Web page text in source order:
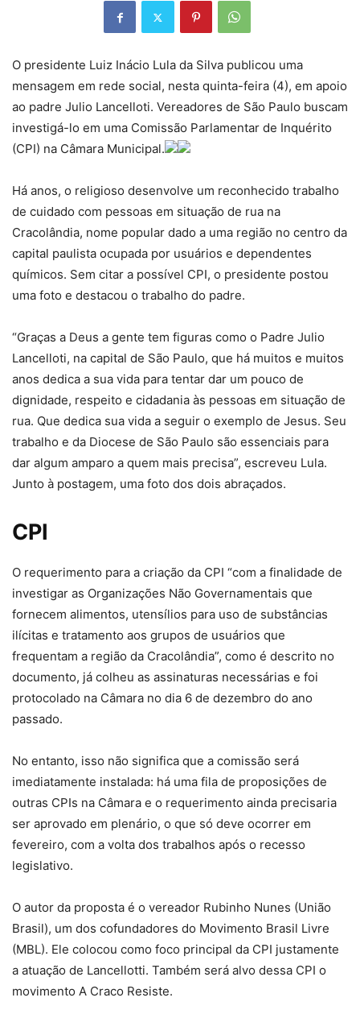
O presidente Luiz Inácio Lula da Silva publicou uma
mensagem em rede social, nesta quinta-feira (4), em apoio
ao padre Julio Lancelloti. Vereadores de São Paulo buscam
investigá-lo em uma Comissão Parlamentar de Inquérito
(CPI) na Câmara Municipal.
Há anos, o religioso desenvolve um reconhecido trabalho
de cuidado com pessoas em situação de rua na
Cracolândia, nome popular dado a uma região no centro da
capital paulista ocupada por usuários e dependentes
químicos. Sem citar a possível CPI, o presidente postou
uma foto e destacou o trabalho do padre.
“Graças a Deus a gente tem figuras como o Padre Julio
Lancelloti, na capital de São Paulo, que há muitos e muitos
anos dedica a sua vida para tentar dar um pouco de
dignidade, respeito e cidadania às pessoas em situação de
rua. Que dedica sua vida a seguir o exemplo de Jesus. Seu
trabalho e da Diocese de São Paulo são essenciais para
dar algum amparo a quem mais precisa”, escreveu Lula.
Junto à postagem, uma foto dos dois abraçados.
CPI
O requerimento para a criação da CPI “com a finalidade de
investigar as Organizações Não Governamentais que
fornecem alimentos, utensílios para uso de substâncias
ilícitas e tratamento aos grupos de usuários que
frequentam a região da Cracolândia”, como é descrito no
documento, já colheu as assinaturas necessárias e foi
protocolado na Câmara no dia 6 de dezembro do ano
passado.
No entanto, isso não significa que a comissão será
imediatamente instalada: há uma fila de proposições de
outras CPIs na Câmara e o requerimento ainda precisaria
ser aprovado em plenário, o que só deve ocorrer em
fevereiro, com a volta dos trabalhos após o recesso
legislativo.
O autor da proposta é o vereador Rubinho Nunes (União
Brasil), um dos cofundadores do Movimento Brasil Livre
(MBL). Ele colocou como foco principal da CPI justamente
a atuação de Lancellotti. Também será alvo dessa CPI o
movimento A Craco Resiste.